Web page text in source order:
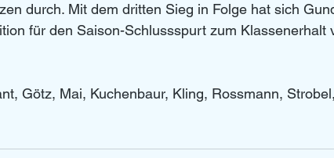
durch. Mit dem dritten Sieg in Folge hat sich
für den Saison-Schlussspurt zum Klassenerhalt
Götz, Mai, Kuchenbaur, Kling, Rossmann,